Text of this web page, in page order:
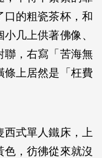
口的粗瓷茶杯，和
几上供著佛像、
聯，右寫「苦海無
條上居然是「枉費
西式單人鐵床，上
色，彷彿從來就沒